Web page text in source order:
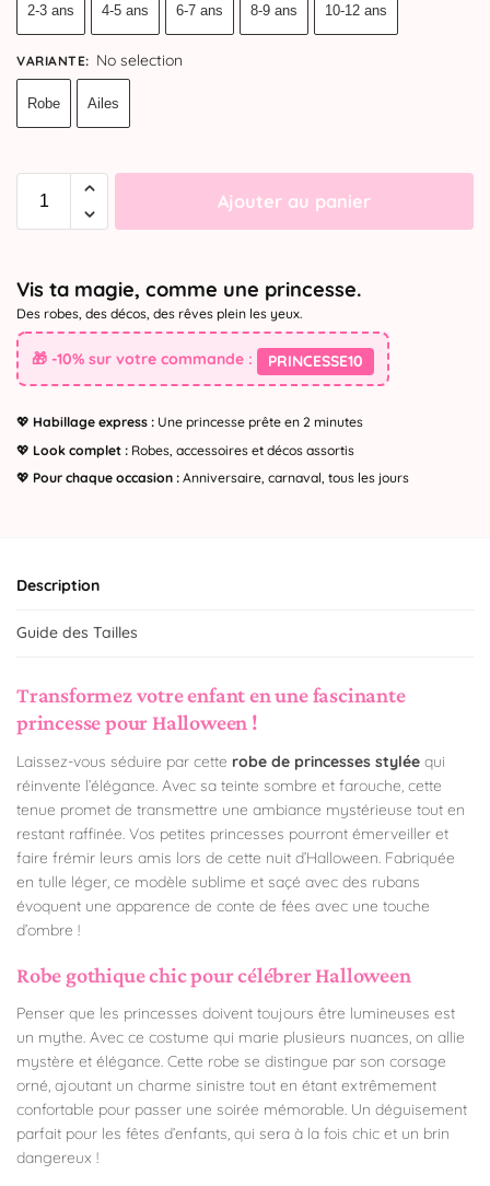
2-3 ans 4-5 ans 6-7 ans 8-9 ans 10-12 ans
VARIANTE: No selection
Robe Ailes
Ajouter au panier
Vis ta magie, comme une princesse.
Des robes, des décos, des rêves plein les yeux.
🎁 -10% sur votre commande : PRINCESSE10
💖 Habillage express : Une princesse prête en 2 minutes
💖 Look complet : Robes, accessoires et décos assortis
💖 Pour chaque occasion : Anniversaire, carnaval, tous les jours
Description
Guide des Tailles
Transformez votre enfant en une fascinante
princesse pour Halloween !
Laissez-vous séduire par cette robe de princesses stylée qui
réinvente l’élégance. Avec sa teinte sombre et farouche, cette
tenue promet de transmettre une ambiance mystérieuse tout en
restant raffinée. Vos petites princesses pourront émerveiller et
faire frémir leurs amis lors de cette nuit d’Halloween. Fabriquée
en tulle léger, ce modèle sublime et saçé avec des rubans
évoquent une apparence de conte de fées avec une touche
d’ombre !
Robe gothique chic pour célébrer Halloween
Penser que les princesses doivent toujours être lumineuses est
un mythe. Avec ce costume qui marie plusieurs nuances, on allie
mystère et élégance. Cette robe se distingue par son corsage
orné, ajoutant un charme sinistre tout en étant extrêmement
confortable pour passer une soirée mémorable. Un déguisement
parfait pour les fêtes d’enfants, qui sera à la fois chic et un brin
dangereux !